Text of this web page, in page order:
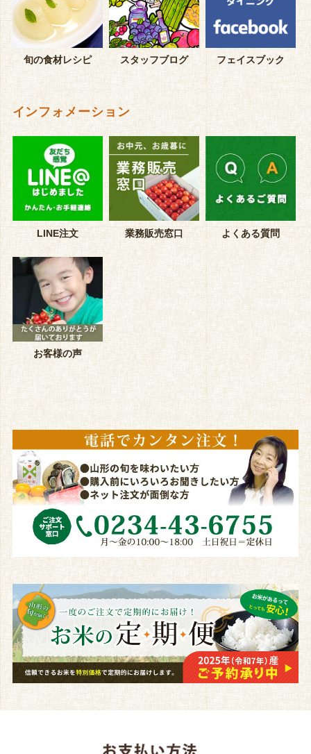
旬の食材レシピ スタッフブログ フェイスブック
インフォメーション
LINE注文 業務販売窓口 よくある質問
お客様の声